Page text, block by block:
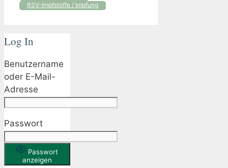
RSV-Impfstoffe / Impfung
Log In
Benutzername
oder E-Mail-
Adresse
Passwort
Passwort
anzeigen